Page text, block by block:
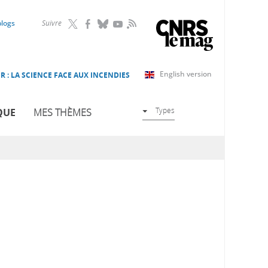
Suivre RSS
English version
: LA SCIENCE FACE AUX INCENDIES
MES THÈMES Types